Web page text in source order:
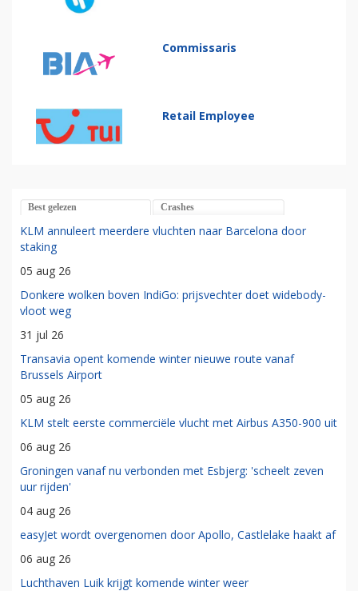
Commissaris
Retail Employee
Best gelezen Crashes
KLM annuleert meerdere vluchten naar Barcelona door
staking
05 aug 26
Donkere wolken boven IndiGo: prijsvechter doet widebody-
vloot weg
31 jul 26
Transavia opent komende winter nieuwe route vanaf
Brussels Airport
05 aug 26
KLM stelt eerste commerciële vlucht met Airbus A350-900 uit
06 aug 26
Groningen vanaf nu verbonden met Esbjerg: 'scheelt zeven
uur rijden'
04 aug 26
easyJet wordt overgenomen door Apollo, Castlelake haakt af
06 aug 26
Luchthaven Luik krijgt komende winter weer